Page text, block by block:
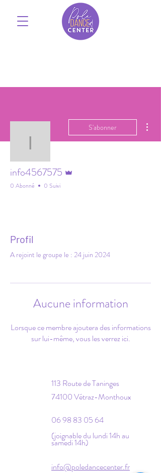
info4567575
S'abonner
info4567575
0 Abonné 0 Suivi
Profil
A rejoint le groupe le : 24 juin 2024
Aucune information
Lorsque ce membre ajoutera des informations
sur lui-même, vous les verrez ici.
113 Route de Taninges
74100 Vétraz-Monthoux
06 98 83 05 64
(joignable du lundi 14h au
samedi 14h)
info@poledancecenter.fr